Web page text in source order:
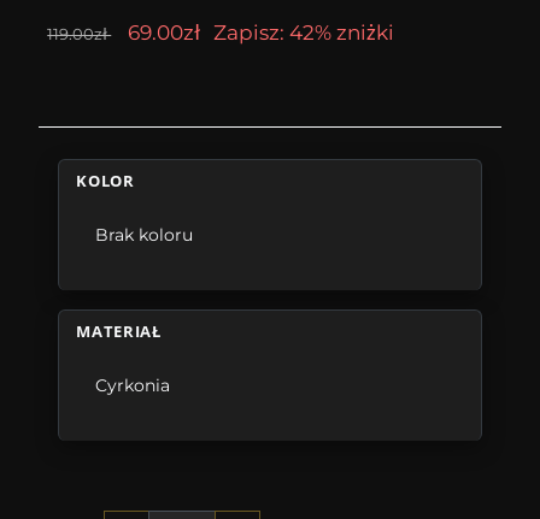
119.00zł 69.00zł Zapisz: 42% zniżki
KOLOR
Brak koloru
MATERIAŁ
Cyrkonia